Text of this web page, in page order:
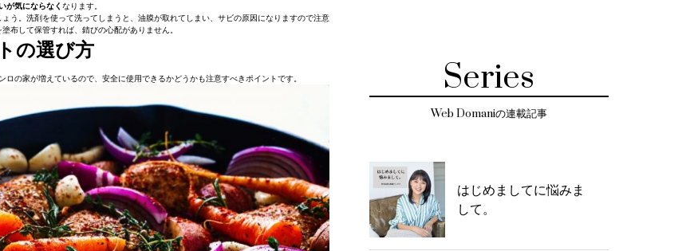
が気にならなく なります。
ょう。洗剤を使って洗ってしまうと、油膜が取れてしまい、サビの原因になりますので注意
布して保管すれば、錆びの心配がありません。
の選び方
の家が増えているので、安全に使用できるかどうかも注意すべきポイントです。 Series
Web Domaniの連載記事
はじめましてに悩みま
して。